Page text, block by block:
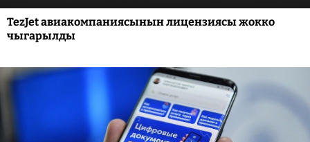
TezJet авиакомпаниясынын лицензиясы жокко
чыгарылды